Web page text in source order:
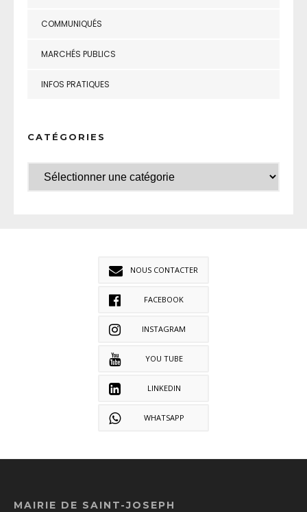
COMMUNIQUÉS
MARCHÉS PUBLICS
INFOS PRATIQUES
CATÉGORIES
NOUS CONTACTER
FACEBOOK
INSTAGRAM
YOU TUBE
LINKEDIN
WHATSAPP
MAIRIE DE SAINT-JOSEPH